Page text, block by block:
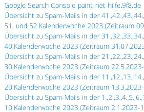
Google Search Console paint-net-hilfe.9f8.de
Übersicht zu Spam-Mails in der
51. und 52.Kalenderwoche 2023 (Zeitraum
Übersicht zu Spam-Mails in der
40.Kalenderwoche 2023 (Zeitraum
Übersicht zu Spam-Mails in der
30.Kalenderwoche 2023 (Zeitraum
Übersicht zu Spam-Mails in der
20.Kalenderwoche 2023 (Zeitraum
Übersicht zu Spam-Mails in der
10.Kalenderwoche 2023 (Zeitraum 2.1.2023-